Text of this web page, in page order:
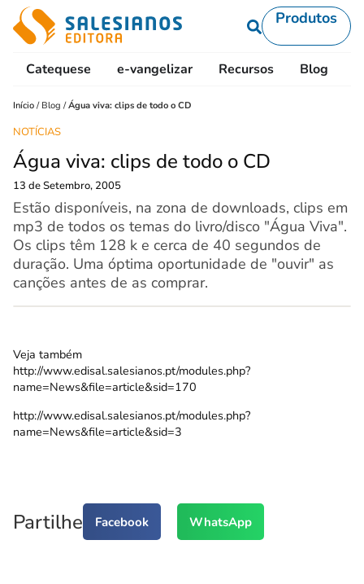
Produtos
Catequese e-vangelizar Recursos Blog
Início / Blog /Água viva: clips de todo o CD
NOTÍCIAS
Água viva: clips de todo o CD
13 de Setembro, 2005
Estão disponíveis, na zona de downloads, clips em
mp3 de todos os temas do livro/disco "Água Viva".
Os clips têm 128 k e cerca de 40 segundos de
duração. Uma óptima oportunidade de "ouvir" as
canções antes de as comprar.
Veja também
http://www.edisal.salesianos.pt/modules.php?
name=News&file=article&sid=170
http://www.edisal.salesianos.pt/modules.php?
name=News&file=article&sid=3
Partilhe Facebook WhatsApp